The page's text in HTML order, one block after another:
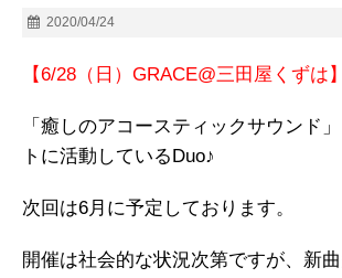
2020/04/24
【6/28（日）GRACE@三田屋くずは】
「癒しのアコースティックサウンド
トに活動しているDuo♪
次回は6月に予定しております。
開催は社会的な状況次第ですが、新